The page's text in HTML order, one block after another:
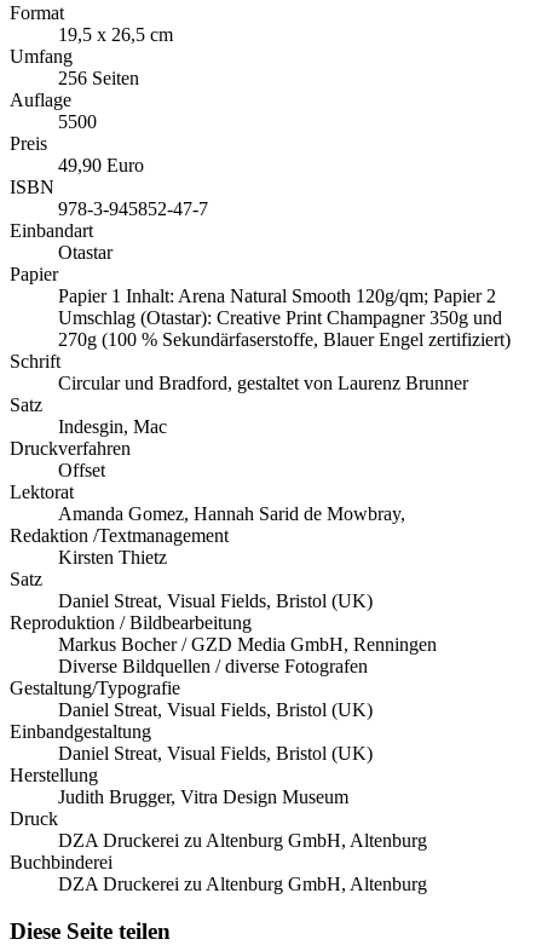
Format
19,5 x 26,5 cm
Umfang
256 Seiten
Auflage
5500
Preis
49,90 Euro
ISBN
978-3-945852-47-7
Einbandart
Otastar
Papier
Papier 1 Inhalt: Arena Natural Smooth 120g/qm; Papier 2
Umschlag (Otastar): Creative Print Champagner 350g und
270g (100 % Sekundärfaserstoffe, Blauer Engel zertifiziert)
Schrift
Circular und Bradford, gestaltet von Laurenz Brunner
Satz
Indesgin, Mac
Druckverfahren
Offset
Lektorat
Amanda Gomez, Hannah Sarid de Mowbray,
Redaktion /Textmanagement
Kirsten Thietz
Satz
Daniel Streat, Visual Fields, Bristol (UK)
Reproduktion / Bildbearbeitung
Markus Bocher / GZD Media GmbH, Renningen
Diverse Bildquellen / diverse Fotografen
Gestaltung/Typografie
Daniel Streat, Visual Fields, Bristol (UK)
Einbandgestaltung
Daniel Streat, Visual Fields, Bristol (UK)
Herstellung
Judith Brugger, Vitra Design Museum
Druck
DZA Druckerei zu Altenburg GmbH, Altenburg
Buchbinderei
DZA Druckerei zu Altenburg GmbH, Altenburg
Diese Seite teilen